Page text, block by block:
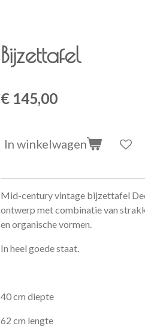
Bijzettafel
€ 145,00
In winkelwagen
Mid-century vintage bijzettafel
ontwerp met combinatie van
en organische vormen.
In heel goede staat.
40 cm diepte
62 cm lengte